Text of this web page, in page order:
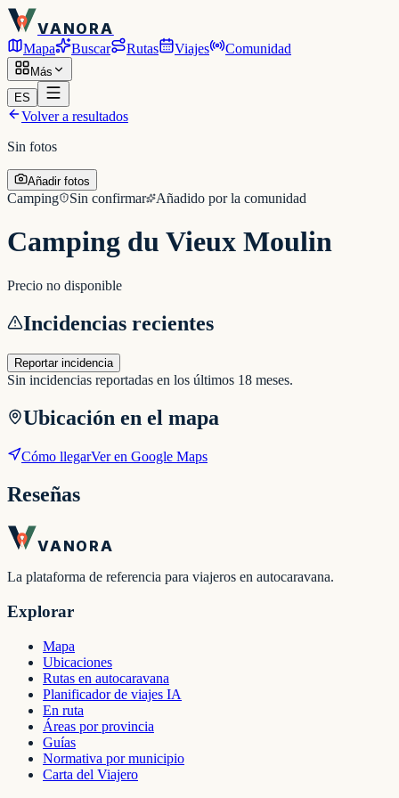
VANORA
Mapa Buscar Rutas Viajes Comunidad
Más
ES
Volver a resultados
Sin fotos
Añadir fotos
Camping Sin confirmar Añadido por la comunidad
Camping du Vieux Moulin
Precio no disponible
Incidencias recientes
Reportar incidencia
Sin incidencias reportadas en los últimos 18 meses.
Ubicación en el mapa
Cómo llegarVer en Google Maps
Reseñas
VANORA
La plataforma de referencia para viajeros en autocaravana.
Explorar
Mapa
Ubicaciones
Rutas en autocaravana
Planificador de viajes IA
En ruta
Áreas por provincia
Guías
Normativa por municipio
Carta del Viajero